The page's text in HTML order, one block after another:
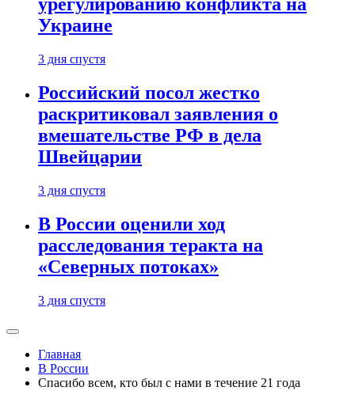
урегулированию конфликта на
Украине
3 дня спустя
Российский посол жестко
раскритиковал заявления о
вмешательстве РФ в дела
Швейцарии
3 дня спустя
В России оценили ход
расследования теракта на
«Северных потоках»
3 дня спустя
Главная
В России
Спасибо всем, кто был с нами в течение 21 года